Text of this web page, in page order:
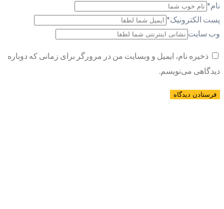
نام*
پست الکترونیک*
وب سایت
ذخیره نام، ایمیل و وبسایت من در مرورگر برای زمانی که دوباره
دیدگاهی می‌نویسم.